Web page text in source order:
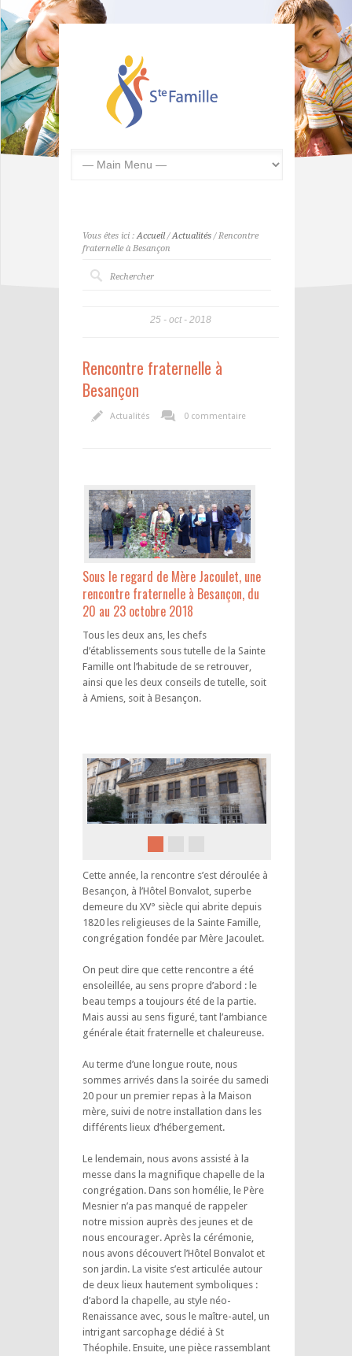
Vous êtes ici :Accueil/Actualités/ Rencontre
fraternelle à Besançon
25 oct 2018
Rencontre fraternelle à
Besançon
Actualités 0 commentaire
Sous le regard de Mère Jacoulet, une
rencontre fraternelle à Besançon, du
20 au 23 octobre 2018
Tous les deux ans, les chefs
d’établissements sous tutelle de la Sainte
Famille ont l’habitude de se retrouver,
ainsi que les deux conseils de tutelle, soit
à Amiens, soit à Besançon.
Cette année, la rencontre s’est déroulée à
Besançon, à l’Hôtel Bonvalot, superbe
demeure du XV° siècle qui abrite depuis
1820 les religieuses de la Sainte Famille,
congrégation fondée par Mère Jacoulet.
On peut dire que cette rencontre a été
ensoleillée, au sens propre d’abord : le
beau temps a toujours été de la partie.
Mais aussi au sens figuré, tant l’ambiance
générale était fraternelle et chaleureuse.
Au terme d’une longue route, nous
sommes arrivés dans la soirée du samedi
20 pour un premier repas à la Maison
mère, suivi de notre installation dans les
différents lieux d’hébergement.
Le lendemain, nous avons assisté à la
messe dans la magnifique chapelle de la
congrégation. Dans son homélie, le Père
Mesnier n’a pas manqué de rappeler
notre mission auprès des jeunes et de
nous encourager. Après la cérémonie,
nous avons découvert l’Hôtel Bonvalot et
son jardin. La visite s’est articulée autour
de deux lieux hautement symboliques :
d’abord la chapelle, au style néo-
Renaissance avec, sous le maître-autel, un
intrigant sarcophage dédié à St
Théophile. Ensuite, une pièce rassemblant